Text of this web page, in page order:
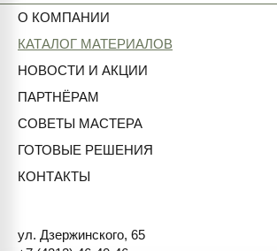
О КОМПАНИИ
КАТАЛОГ МАТЕРИАЛОВ
НОВОСТИ И АКЦИИ
ПАРТНЁРАМ
СОВЕТЫ МАСТЕРА
ГОТОВЫЕ РЕШЕНИЯ
КОНТАКТЫ
ул. Дзержинского, 65